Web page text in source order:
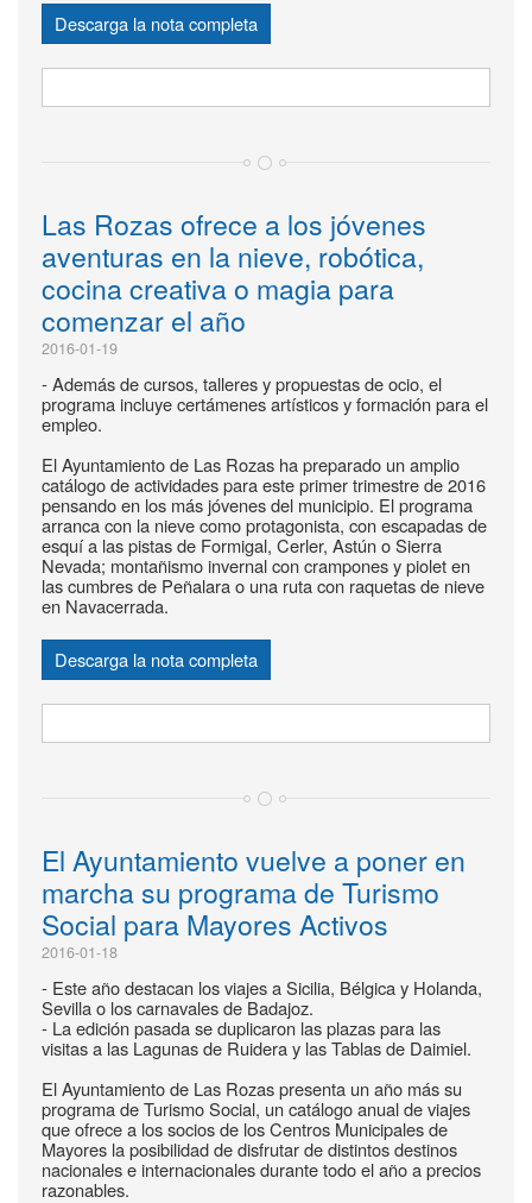
Descarga la nota completa
Las Rozas ofrece a los jóvenes
aventuras en la nieve, robótica,
cocina creativa o magia para
comenzar el año
2016-01-19
- Además de cursos, talleres y propuestas de ocio, el
programa incluye certámenes artísticos y formación para el
empleo.
El Ayuntamiento de Las Rozas ha preparado un amplio
catálogo de actividades para este primer trimestre de 2016
pensando en los más jóvenes del municipio. El programa
arranca con la nieve como protagonista, con escapadas de
esquí a las pistas de Formigal, Cerler, Astún o Sierra
Nevada; montañismo invernal con crampones y piolet en
las cumbres de Peñalara o una ruta con raquetas de nieve
en Navacerrada.
Descarga la nota completa
El Ayuntamiento vuelve a poner en
marcha su programa de Turismo
Social para Mayores Activos
2016-01-18
- Este año destacan los viajes a Sicilia, Bélgica y Holanda,
Sevilla o los carnavales de Badajoz.
- La edición pasada se duplicaron las plazas para las
visitas a las Lagunas de Ruidera y las Tablas de Daimiel.
El Ayuntamiento de Las Rozas presenta un año más su
programa de Turismo Social, un catálogo anual de viajes
que ofrece a los socios de los Centros Municipales de
Mayores la posibilidad de disfrutar de distintos destinos
nacionales e internacionales durante todo el año a precios
razonables.